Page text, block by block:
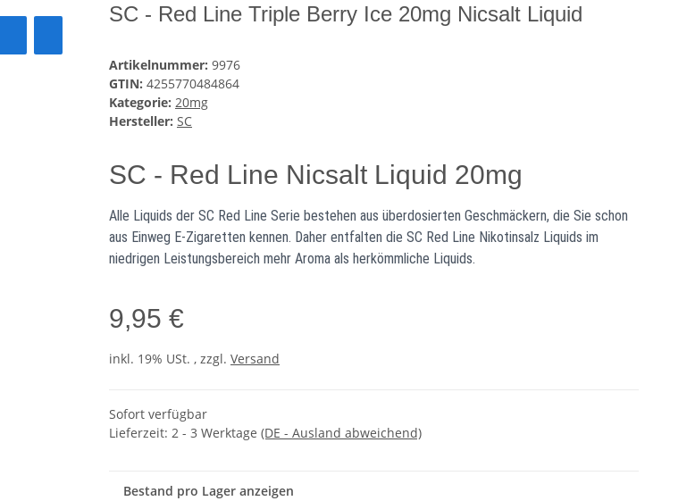
SC - Red Line Triple Berry Ice 20mg Nicsalt Liquid
Artikelnummer: 9976
GTIN: 4255770484864
Kategorie: 20mg
Hersteller: SC
SC - Red Line Nicsalt Liquid 20mg
Alle Liquids der SC Red Line Serie bestehen aus überdosierten Geschmäckern, die Sie schon
aus Einweg E-Zigaretten kennen. Daher entfalten die SC Red Line Nikotinsalz Liquids im
niedrigen Leistungsbereich mehr Aroma als herkömmliche Liquids.
9,95 €
inkl. 19% USt. , zzgl. Versand
Sofort verfügbar
Lieferzeit: 2 - 3 Werktage (DE - Ausland abweichend)
Bestand pro Lager anzeigen